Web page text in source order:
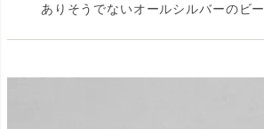
ありそうでないオールシルバーのビ